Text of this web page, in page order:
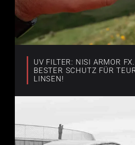
UV FILTER: NISI ARMOR FX.
BESTER SCHUTZ FÜR
LINSEN!